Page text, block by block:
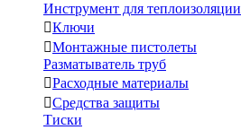
Инструмент для теплоизоляции
Ключи
Монтажные пистолеты
Разматыватель труб
Расходные материалы
Средства защиты
Тиски